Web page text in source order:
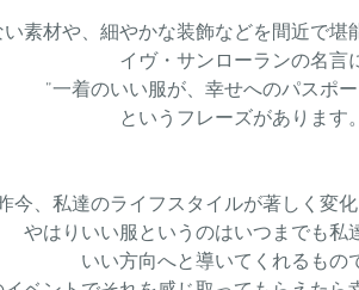
素材や、細やかな装飾などを間近で堪
イヴ・サンローランの名言
”一着のいい服が、幸せへのパスポ
というフレーズがあります。
今、私達のライフスタイルが著しく変
やはりいい服というのはいつまでも私
いい方向へと導いてくれるもの